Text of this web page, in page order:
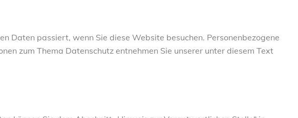
Daten passiert, wenn Sie diese Website besuchen. Personenbezogene
zum Thema Datenschutz entnehmen Sie unserer unter diesem Text